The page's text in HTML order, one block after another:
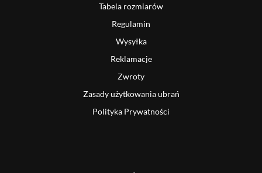
Tabela rozmiarów
Regulamin
Wysyłka
Reklamacje
Zwroty
Zasady użytkowania ubrań
Polityka Prywatności